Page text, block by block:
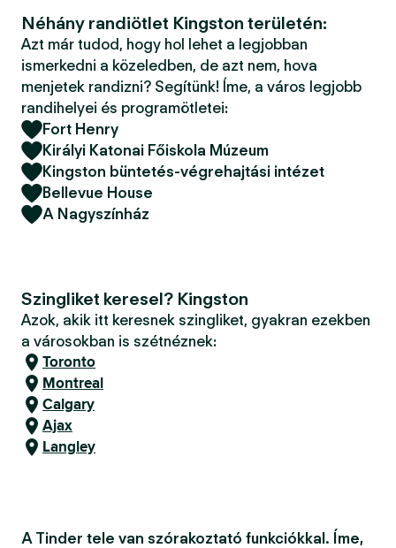
Néhány randiötlet Kingston területén:
Azt már tudod, hogy hol lehet a legjobban
ismerkedni a közeledben, de azt nem, hova
menjetek randizni? Segítünk! Íme, a város legjobb
randihelyei és programötletei:
Fort Henry
Királyi Katonai Főiskola Múzeum
Kingston büntetés-végrehajtási intézet
Bellevue House
A Nagyszínház
Szingliket keresel? Kingston
Azok, akik itt keresnek szingliket, gyakran ezekben
a városokban is szétnéznek:
Toronto
Montreal
Calgary
Ajax
Langley
A Tinder tele van szórakoztató funkciókkal. Íme,